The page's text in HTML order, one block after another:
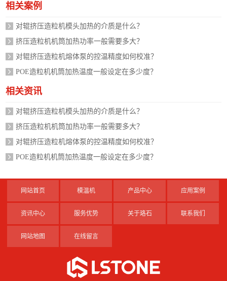
相关案例
对辊挤压造粒机模头加热的介质是什么？
挤压造粒机机筒加热功率一般需要多大？
对辊挤压造粒机熔体泵的控温精度如何校准？
POE造粒机机筒加热温度一般设定在多少度？
相关资讯
对辊挤压造粒机模头加热的介质是什么？
挤压造粒机机筒加热功率一般需要多大？
对辊挤压造粒机熔体泵的控温精度如何校准？
POE造粒机机筒加热温度一般设定在多少度？
网站首页 模温机 产品中心 应用案例
资讯中心 服务优势 关于珞石 联系我们
网站地图 在线留言